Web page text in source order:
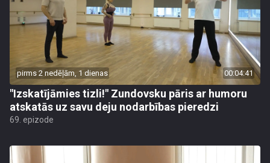
pirms 2 nedēļām, 1 dienas 00:04:41
"Izskatījāmies tizli!" Zundovsku pāris ar humoru
atskatās uz savu deju nodarbības pieredzi
69. epizode